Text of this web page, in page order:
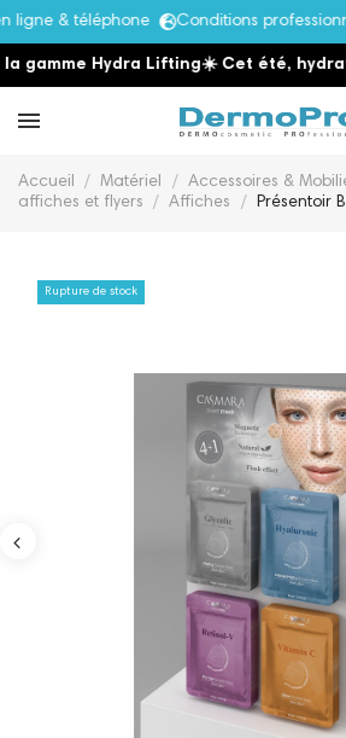
ligne & téléphone Conditions
gamme Hydra Lifting☀️ Cet été,
Accueil Matériel Accessoires &
affiches et flyers
Affiches Présentoir
Rupture de stock